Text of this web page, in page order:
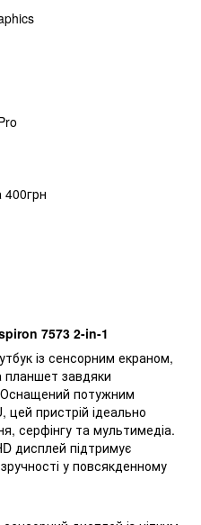
7573 2-in-1
із сенсорним екраном,
планшет завдяки
Оснащений потужним
пристрій ідеально
серфінгу та мультимедіа.
дисплей підтримує
у повсякденному